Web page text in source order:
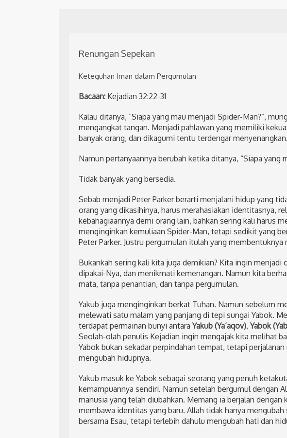
Renungan Sepekan
Keteguhan Iman dalam Pergumulan
Bacaan: Kejadian 32:22-31
Kalau ditanya, “Siapa yang mau menjadi Spider-Man?”,
mengangkat tangan. Menjadi pahlawan yang memiliki
banyak orang, dan dikagumi tentu terdengar menyenangkan.
Namun pertanyaannya berubah ketika ditanya, “Siapa yang
Tidak banyak yang bersedia.
Sebab menjadi Peter Parker berarti menjalani hidup yang
orang yang dikasihinya, harus merahasiakan identitasnya,
kebahagiaannya demi orang lain, bahkan sering kali harus
menginginkan kemuliaan Spider-Man, tetapi sedikit yang
Peter Parker. Justru pergumulan itulah yang
Bukankah sering kali kita juga demikian? Kita ingin menjadi
dipakai-Nya, dan menikmati kemenangan. Namun kita
mata, tanpa penantian, dan tanpa pergumulan.
Yakub juga menginginkan berkat Tuhan. Namun sebelum
melewati satu malam yang panjang di tepi sungai Yabok.
terdapat permainan bunyi antaraYakub (Ya’aqov),Yabok
Seolah-olah penulis Kejadian ingin mengajak kita melihat
Yabok bukan sekadar perpindahan tempat, tetapi
mengubah hidupnya.
Yakub masuk ke Yabok sebagai seorang yang penuh
kemampuannya sendiri. Namun setelah bergumul dengan
manusia yang telah diubahkan. Memang ia berjalan dengan
membawa identitas yang baru. Allah tidak hanya mengubah
bersama Esau, tetapi terlebih dahulu mengubah hati dan